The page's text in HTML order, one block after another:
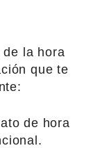
la hora
que te
de hora